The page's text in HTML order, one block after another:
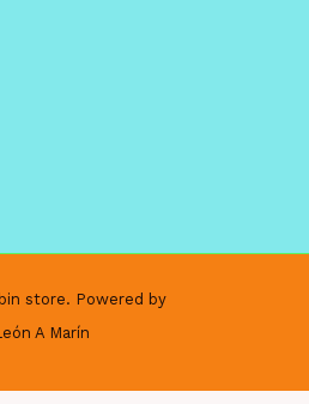
store. Powered by
A Marín